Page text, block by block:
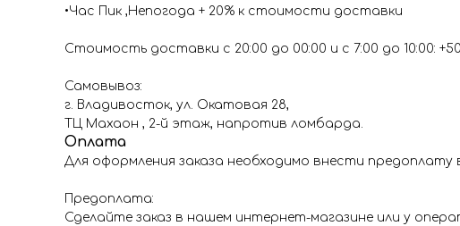
•Час Пик ,Непогода + 20% к стоимости доставки
Стоимость доставки с 20:00 до 00:00 и с 7:00 до 10:00:
Самовывоз:
г. Владивосток, ул. Окатовая 28,
ТЦ Махаон , 2-й этаж, напротив ломбарда.
Оплата
Для оформления заказа необходимо внести предоплату
Предоплата:
Сделайте заказ в нашем интернет-магазине или у